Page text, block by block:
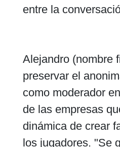
entre la
Alejandro (nombre
preservar el
como moderador
de las empresas
dinámica de crear
los jugadores. "Se